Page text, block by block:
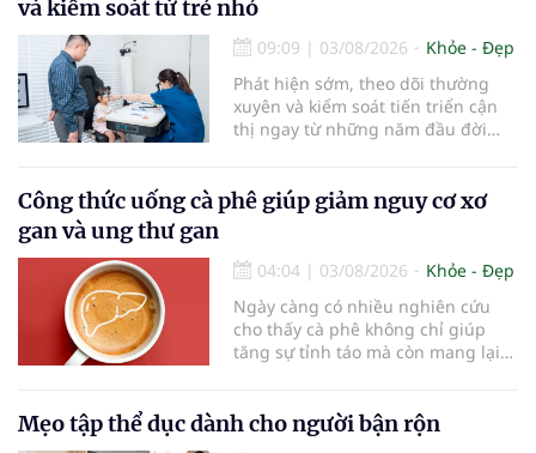
và kiểm soát từ trẻ nhỏ
09:09 | 03/08/2026
Khỏe - Đẹp
Phát hiện sớm, theo dõi thường
xuyên và kiểm soát tiến triển cận
thị ngay từ những năm đầu đời
trẻ. Đây cũng là định hướng của
Trung tâm Nhãn nhi và Kiểm soát
Đô đưa vào hoạt động ngày 1/8.
Công thức uống cà phê giúp giảm nguy cơ xơ
gan và ung thư gan
04:04 | 03/08/2026
Khỏe - Đẹp
Ngày càng có nhiều nghiên cứu
cho thấy cà phê không chỉ giúp
tăng sự tỉnh táo mà còn mang lại
đóng vai trò lọc độc tố, chuyển hóa
thuốc và dự trữ nhiều vitamin,
Mẹo tập thể dục dành cho người bận rộn